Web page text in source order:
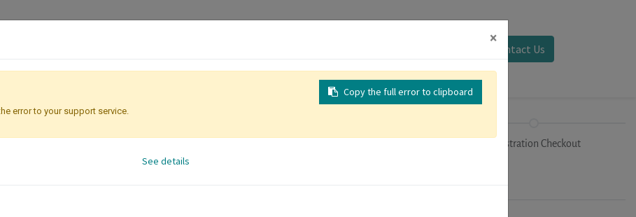
Contact Us
Registration Checkout
×
Copy the full error to clipboard
error to your support service.
See details